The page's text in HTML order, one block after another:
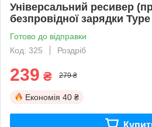
Універсальний ресивер
безпровідної зарядки
Готово до відправки
Код: 325
Роздріб
239 ₴ 279 ₴
Економія 40 ₴